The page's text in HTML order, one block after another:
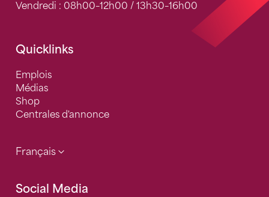
Vendredi : 08h00–12h00 / 13h30–16h00
Quicklinks
Emplois
Médias
Shop
Centrales d'annonce
Français
Social Media